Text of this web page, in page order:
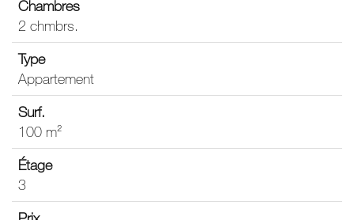
2 chmbrs.
Appartement
100 m²
3